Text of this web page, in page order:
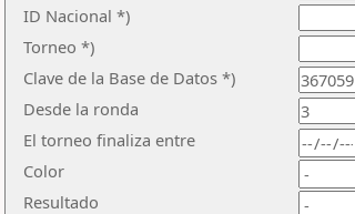
ID Nacional *)
Torneo *)
Clave de la Base de Datos *)
Desde la ronda
El torneo finaliza entre
Color
Resultado